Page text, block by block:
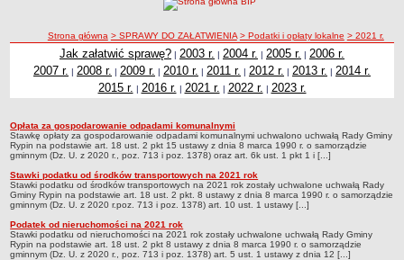
Status gminy
Lokalizacja
Insygnia gminy
Zadania publiczne
Związki i stowarzyszenia
Realizacja zadań publicznych
Rejestr zbiorów danych osobowych
Rejestr instytucji kultury
RODO Klauzule informacyjne
ścieżka nawigacji
Strona główna > SPRAWY DO ZAŁATWIENIA > Podatki i opłaty lokalne > 2021 r.
Jak załatwić sprawę? | 2003 r. | 2004 r. | 2005 r. | 2006 r.
2007 r. | 2008 r. | 2009 r. | 2010 r. | 2011 r. | 2012 r. | 2013 r. | 2014 r.
2015 r. | 2016 r. | 2021 r. | 2022 r. | 2023 r.
2021 r.
Opłata za gospodarowanie odpadami komunalnymi
Stawkę opłaty za gospodarowanie odpadami komunalnymi uchwalono uchwałą Rady Gminy
Rypin na podstawie art. 18 ust. 2 pkt 15 ustawy z dnia 8 marca 1990 r. o samorządzie
gminnym (Dz. U. z 2020 r., poz. 713 i poz. 1378) oraz art. 6k ust. 1 pkt 1 i [...]
Stawki podatku od środków transportowych na 2021 rok
Stawki podatku od środków transportowych na 2021 rok zostały uchwalone uchwałą Rady
Gminy Rypin na podstawie art. 18 ust. 2 pkt. 8 ustawy z dnia 8 marca 1990 r. o samorządzie
gminnym (Dz. U. z 2020 r.poz. 713 i poz. 1378) art. 10 ust. 1 ustawy [...]
Podatek od nieruchomości na 2021 rok
Stawki podatku od nieruchomości na 2021 rok zostały uchwalone uchwałą Rady Gminy
Rypin na podstawie art. 18 ust. 2 pkt 8 ustawy z dnia 8 marca 1990 r. o samorządzie
gminnym (Dz. U. z 2020 r., poz. 713 i poz. 1378) art. 5 ust. 1 ustawy z dnia 12 [...]